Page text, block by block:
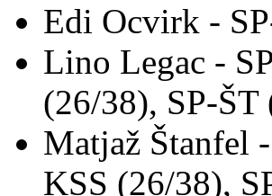
Edi Ocvirk -
Lino Legac -
(26/38), SP-ŠT
Matjaž Štanfel
KSS (26/38),